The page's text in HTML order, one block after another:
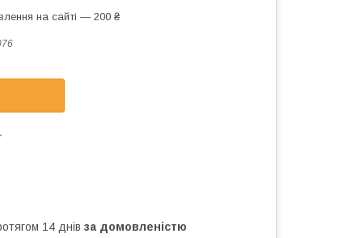
на сайті — 200 ₴
14 днів за домовленістю